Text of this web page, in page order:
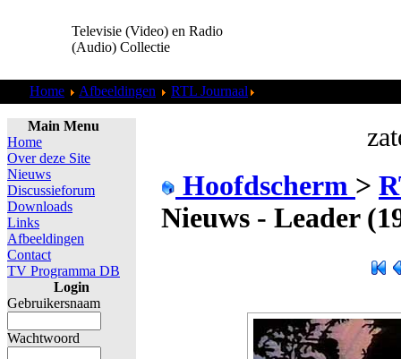
Televisie (Video) en Radio
(Audio) Collectie
Home Afbeeldingen RTL Journaal
Main Menu
Home
Over deze Site
Nieuws
Discussieforum
Downloads
Links
Afbeeldingen
Contact
TV Programma DB
Login
Gebruikersnaam
Wachtwoord
Hoofdscherm >
Nieuws - Leader